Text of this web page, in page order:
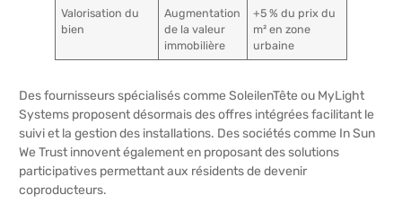
Valorisation du
bien
Augmentation
de la valeur
immobilière
+5 % du prix du
m² en zone
urbaine
Des fournisseurs spécialisés comme SoleilenTête ou MyLight
Systems proposent désormais des offres intégrées facilitant le
suivi et la gestion des installations. Des sociétés comme In Sun
We Trust innovent également en proposant des solutions
participatives permettant aux résidents de devenir
coproducteurs.